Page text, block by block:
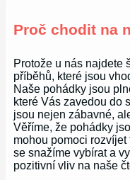
Proč chodit na
Protože u nás najdete
příběhů, které jsou
Naše pohádky jsou
které Vás zavedou do
jsou nejen zábavné,
Věříme, že pohádky
mohou pomoci
se snažíme vybírat a
pozitivní vliv na naše